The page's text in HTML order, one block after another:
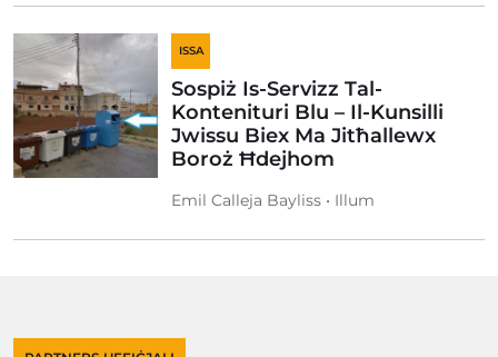
ISSA
Sospiż Is-Servizz Tal-
Kontenituri Blu – Il-Kunsilli
Jwissu Biex Ma Jitħallewx
Boroż Ħdejhom
Emil Calleja Bayliss • Illum